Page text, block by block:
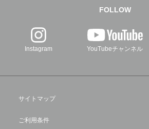
FOLLOW
Instagram YouTubeチャンネル
サイトマップ
ご利用条件